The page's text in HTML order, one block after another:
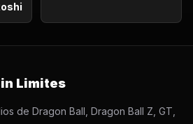
explota!
Limites
de Dragon Ball, Dragon Ball Z, GT,